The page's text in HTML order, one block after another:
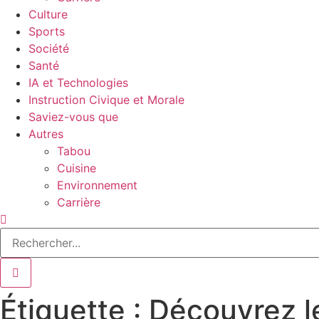
Culture
Sports
Société
Santé
IA et Technologies
Instruction Civique et Morale
Saviez-vous que
Autres
Tabou
Cuisine
Environnement
Carrière
Étiquette : Découvrez